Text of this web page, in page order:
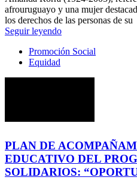
afrouruguayo y una mujer
los derechos de las personas de su
Seguir leyendo
Promoción Social
Equidad
PLAN DE
EDUCATIVO DEL
SOLIDARIOS: